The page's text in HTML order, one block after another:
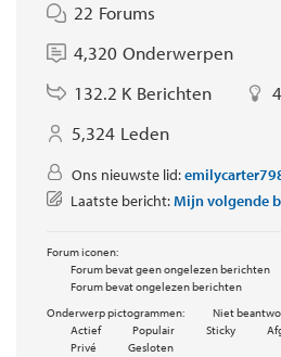
22 Forums
4,320 Onderwerpen
132.2 K Berichten 4
5,324 Leden
Ons nieuwste lid:
Laatste bericht:Mijn volgende
Forum iconen:
Forum bevat geen ongelezen berichten
Forum bevat ongelezen berichten
Onderwerp pictogrammen:
Niet
Actief
Populair Sticky
Privé
Gesloten